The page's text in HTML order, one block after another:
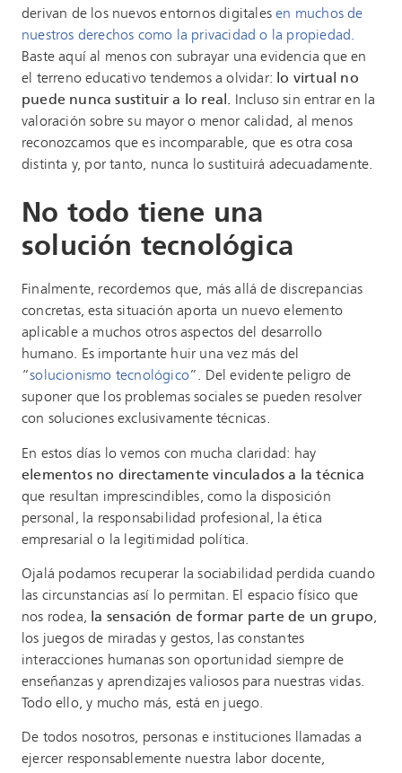
derivan de los nuevos entornos digitalesen muchos de
nuestros derechos como la privacidad o la propiedad.
Baste aquí al menos con subrayar una evidencia que en
el terreno educativo tendemos a olvidar: lo virtual no
puede nunca sustituir a lo real. Incluso sin entrar en la
valoración sobre su mayor o menor calidad, al menos
reconozcamos que es incomparable, que es otra cosa
distinta y, por tanto, nunca lo sustituirá adecuadamente.
No todo tiene una
solución tecnológica
Finalmente, recordemos que, más allá de discrepancias
concretas, esta situación aporta un nuevo elemento
aplicable a muchos otros aspectos del desarrollo
humano. Es importante huir una vez más del
“solucionismo tecnológico”. Del evidente peligro de
suponer que los problemas sociales se pueden resolver
con soluciones exclusivamente técnicas.
En estos días lo vemos con mucha claridad: hay
elementos no directamente vinculados a la técnica
que resultan imprescindibles, como la disposición
personal, la responsabilidad profesional, la ética
empresarial o la legitimidad política.
Ojalá podamos recuperar la sociabilidad perdida cuando
las circunstancias así lo permitan. El espacio físico que
nos rodea, la sensación de formar parte de un grupo,
los juegos de miradas y gestos, las constantes
interacciones humanas son oportunidad siempre de
enseñanzas y aprendizajes valiosos para nuestras vidas.
Todo ello, y mucho más, está en juego.
De todos nosotros, personas e instituciones llamadas a
ejercer responsablemente nuestra labor docente,